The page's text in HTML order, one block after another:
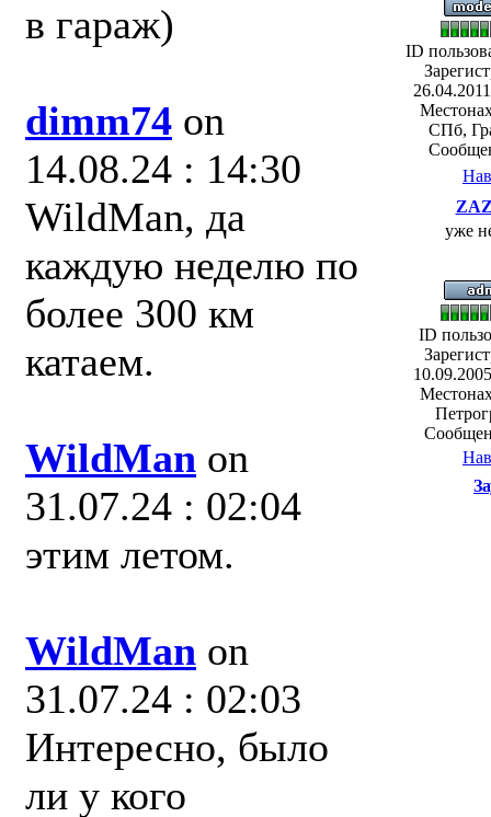
в гараж)
dimm74 on
14.08.24 : 14:30
WildMan, да
каждую неделю по
более 300 км
катаем.
WildMan on
31.07.24 : 02:04
этим летом.
WildMan on
31.07.24 : 02:03
Интересно, было
ли у кого
ID
СПб,
уже
ID